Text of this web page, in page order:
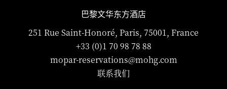
巴黎文华东方酒店
251 Rue Saint-Honoré, Paris, 75001, France
+33 (0)1 70 98 78 88
mopar-reservations@mohg.com
联系我们